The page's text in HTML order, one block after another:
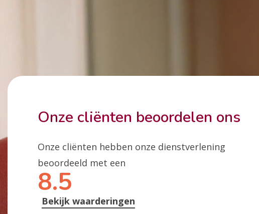
Onze cliënten beoordelen ons
Onze cliënten hebben onze dienstverlening
beoordeeld met een
8.5
Bekijk waarderingen